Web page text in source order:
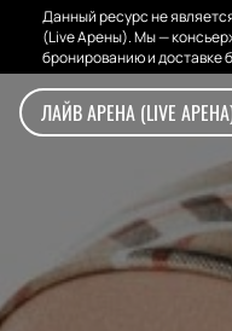
Данный ресурс не
(Live Арены). Мы —
бронированию и доставке
ЛАЙВ АРЕНА (LIVE